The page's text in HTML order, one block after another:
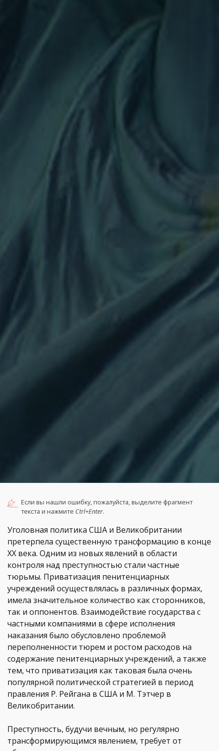
Если вы нашли ошибку, пожалуйста, выделите фрагмент
текста и нажмите Ctrl+Enter.
Уголовная политика США и Великобритании
претерпела существенную трансформацию в конце
ХХ века. Одним из новых явлений в области
контроля над преступностью стали частные
тюрьмы. Приватизация пенитенциарных
учреждений осуществлялась в различных формах,
имела значительное количество как сторонников,
так и оппонентов. Взаимодействие государства с
частными компаниями в сфере исполнения
наказания было обусловлено проблемой
переполненности тюрем и ростом расходов на
содержание пенитенциарных учреждений, а также
тем, что приватизация как таковая была очень
популярной политической стратегией в период
правления Р. Рейгана в США и М. Тэтчер в
Великобритании.
Преступность, будучи вечным, но регулярно
трансформирующимся явлением, требует от